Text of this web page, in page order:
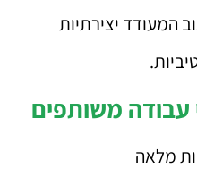
המעודד יצירתיות
עבודה משותפים
מלאה